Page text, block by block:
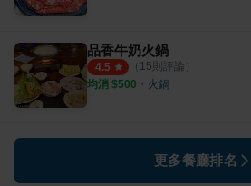
品香牛奶火鍋
4.5 （ 15則評論）
均消 $500 ・ 火鍋
更多餐廳排名